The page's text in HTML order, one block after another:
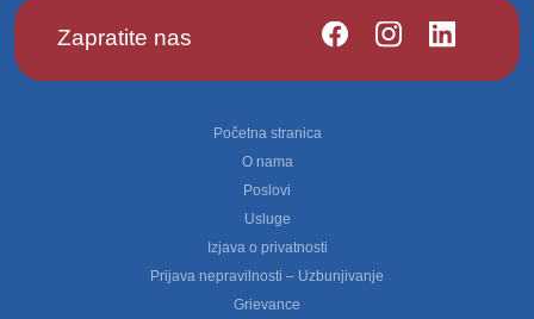
Zapratite nas
Početna stranica
O nama
Poslovi
Usluge
Izjava o privatnosti
Prijava nepravilnosti – Uzbunjivanje
Grievance